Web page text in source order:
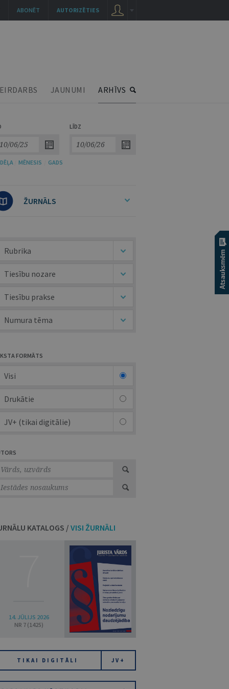
JAUNUMI ARHĪVS
LĪDZ
MĒNESIS GADS
ŽURNĀLS
Rubrika
Tiesību nozare
Tiesību prakse
Numura tēma
FORMĀTS
Visi
Drukātie
JV+ (tikai digitālie)
KATALOGS /VISI ŽURNĀLI
14. JŪLIJS 2026
NR 7 (1425)
TIKAI DIGITĀLI JV+
AUTORIZĒTIES
ABONĒT